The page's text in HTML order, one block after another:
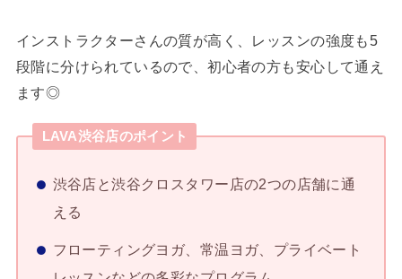
インストラクターさんの質が高く、レッスンの強度も5
段階に分けられているので、初心者の方も安心して通え
ます◎
LAVA渋谷店のポイント
渋谷店と渋谷クロスタワー店の2つの店舗に通
える
フローティングヨガ、常温ヨガ、プライベート